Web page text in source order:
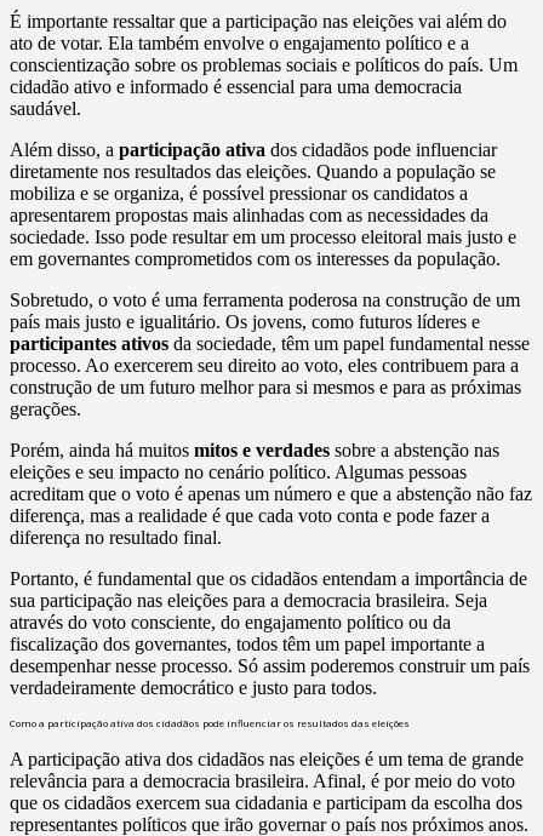
É importante ressaltar que a participação nas eleições vai além do
ato de votar. Ela também envolve o engajamento político e a
conscientização sobre os problemas sociais e políticos do país. Um
cidadão ativo e informado é essencial para uma democracia
saudável.
Além disso, a participação ativa dos cidadãos pode influenciar
diretamente nos resultados das eleições. Quando a população se
mobiliza e se organiza, é possível pressionar os candidatos a
apresentarem propostas mais alinhadas com as necessidades da
sociedade. Isso pode resultar em um processo eleitoral mais justo e
em governantes comprometidos com os interesses da população.
Sobretudo, o voto é uma ferramenta poderosa na construção de um
país mais justo e igualitário. Os jovens, como futuros líderes e
participantes ativos da sociedade, têm um papel fundamental nesse
processo. Ao exercerem seu direito ao voto, eles contribuem para a
construção de um futuro melhor para si mesmos e para as próximas
gerações.
Porém, ainda há muitos mitos e verdades sobre a abstenção nas
eleições e seu impacto no cenário político. Algumas pessoas
acreditam que o voto é apenas um número e que a abstenção não faz
diferença, mas a realidade é que cada voto conta e pode fazer a
diferença no resultado final.
Portanto, é fundamental que os cidadãos entendam a importância de
sua participação nas eleições para a democracia brasileira. Seja
através do voto consciente, do engajamento político ou da
fiscalização dos governantes, todos têm um papel importante a
desempenhar nesse processo. Só assim poderemos construir um país
verdadeiramente democrático e justo para todos.
Como a participação ativa dos cidadãos pode influenciar os resultados das eleições
A participação ativa dos cidadãos nas eleições é um tema de grande
relevância para a democracia brasileira. Afinal, é por meio do voto
que os cidadãos exercem sua cidadania e participam da escolha dos
representantes políticos que irão governar o país nos próximos anos.